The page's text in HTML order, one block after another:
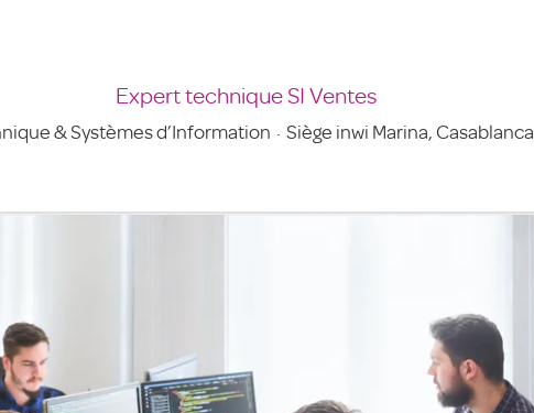
Expert technique SI Ventes
& Systèmes d’Information · Siège inwi Marina, Casablanca